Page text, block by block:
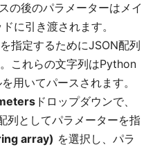
の後のパラメーターはメイ
に引き渡されます。
指定するためにJSON配列
これらの文字列はPython
用いてパースされます。
ドロップダウンで、
列としてパラメーターを指
array) を選択し、パラ